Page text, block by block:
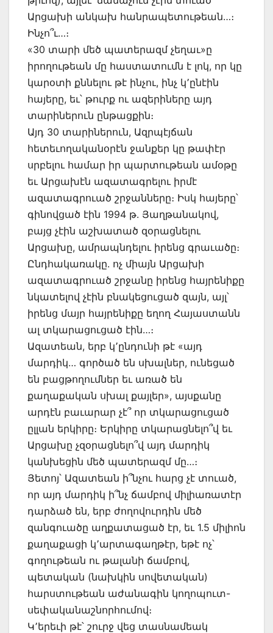
Արցախի անկախ հանրապետութեան…։
Ինչո՞ւ…։
«30 տարի մեծ պատերազմ չեղաւ»ը
իրողութեան մը հաստատումն է լոկ, որ կը
կարօտի քննելու թէ ինչու, ինչ կ՚ընէին
հայերը, եւ՝ թուրք ու ազերիները այդ
տարիներուն ընթացքին։
Այդ 30 տարիներուն, Ազրպէյճան
հետեւողականօրէն ջանքեր կը թափէր
սրբելու համար իր պարտութեան ամօթը
եւ Արցախէն ազատագրելու իրմէ
ազատագրուած շրջանները։ Իսկ հայերը՝
գինովցած էին 1994 թ. Յաղթանակով,
բայց չէին աշխատած զօրացնելու
Արցախը, ամրապնդելու իրենց գրաւածը։
Ընդհակառակը. ոչ միայն Արցախի
ազատագրուած շրջանը իրենց հայրենիքը
նկատելով չէին բնակեցուցած զայն, այլ՝
իրենց մայր հայրենիքը եղող Հայաստանն
ալ տկարացուցած էին…։
Ազատեան, երբ կ՚ընդունի թէ «այդ
մարդիկ… գործած են սխալներ, ունեցած
են բացթողումներ եւ առած են
քաղաքական սխալ քայլեր», այսքանը
արդէն բաւարար չէ՞ որ տկարացուցած
ըլլան երկիրը։ Երկիրը տկարացնելո՞վ եւ
Արցախը չզօրացնելո՞վ այդ մարդիկ
կանխեցին մեծ պատերազմ մը…։
Յետոյ՝ Ազատեան ի՞նչու հարց չէ տուած,
որ այդ մարդիկ ի՞նչ ճամբով միլիառատէր
դարձած են, երբ ժողովուրդին մեծ
զանգուածը աղքատացած էր, եւ 1.5 միլիոն
քաղաքացի կ՚արտագաղթէր, եթէ ոչ՝
գողութեան ու թալանի ճամբով,
պետական (նախկին սովետական)
հարստութեան աժանագին կողոպուտ-
սեփականաշնորհումով։
Կ՚երեւի թէ՝ շուրջ վեց տասնամեակ